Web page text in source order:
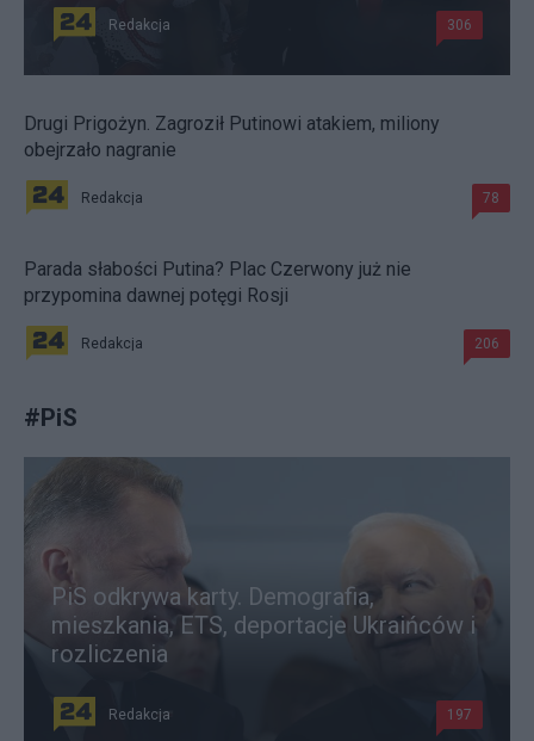
Redakcja 306
Drugi Prigożyn. Zagroził Putinowi atakiem, miliony
obejrzało nagranie
Redakcja 78
Parada słabości Putina? Plac Czerwony już nie
przypomina dawnej potęgi Rosji
Redakcja 206
#PiS
PiS odkrywa karty. Demografia,
mieszkania, ETS, deportacje Ukraińców i
rozliczenia
Redakcja 197